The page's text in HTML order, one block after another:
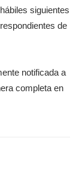
siguientes
de
notificada a
completa en